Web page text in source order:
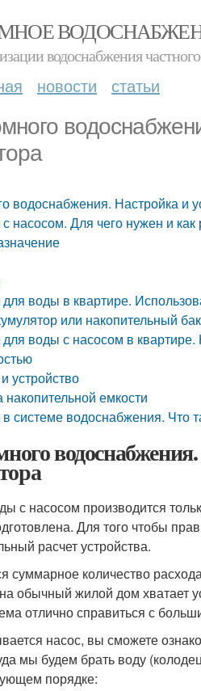
водоснабжения
новости статьи
водоснабжения. Настройка и
насосом. Для чего нужен и как
воды в квартире.
или накопительный
воды с насосом в
устройство
емкости
системе водоснабжения. Что
с насосом производится
Для того чтобы
расчет устройства.
суммарное количество
обычный жилой дом хватает
отлично справиться с
насос, вы сможете
мы будем брать воду
порядке: